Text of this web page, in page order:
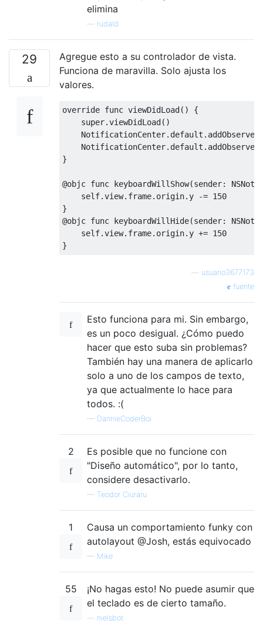
elimina
rudald
29
Agregue esto a su controlador de vista.
Funciona de maravilla. Solo ajusta los
valores.
override func viewDidLoad()
{
super.viewDidLoad()
NotificationCenter. default . addObserver
NotificationCenter. default . addObserver
}
@objc func keyboardWillShow(sender:
self.view. frame. origin. y -= 150
}
@objc func keyboardWillHide(sender:
self.view. frame. origin. y += 150
}
usuario3677173
fuente
Esto funciona para mi. Sin embargo,
es un poco desigual. ¿Cómo puedo
hacer que esto suba sin problemas?
También hay una manera de aplicarlo
solo a uno de los campos de texto,
ya que actualmente lo hace para
todos. :(
— DannieCoderBoi
2
Es posible que no funcione con
"Diseño automático", por lo tanto,
considere desactivarlo.
— Teodor Ciuraru
1
Causa un comportamiento funky con
autolayout @Josh, estás equivocado
— Mike
55
¡No hagas esto! No puede asumir que
el teclado es de cierto tamaño.
nielsbot